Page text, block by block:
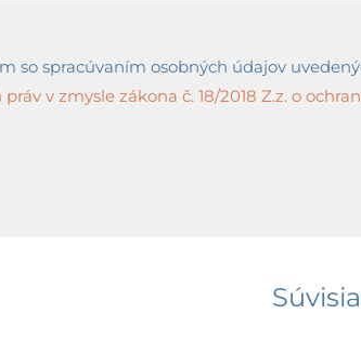
so spracúvaním osobných údajov
v zmysle zákona č. 18/2018 Z.z. o